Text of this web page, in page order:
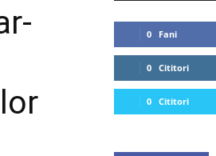
0 Fani
0 Cititori
0 Cititori